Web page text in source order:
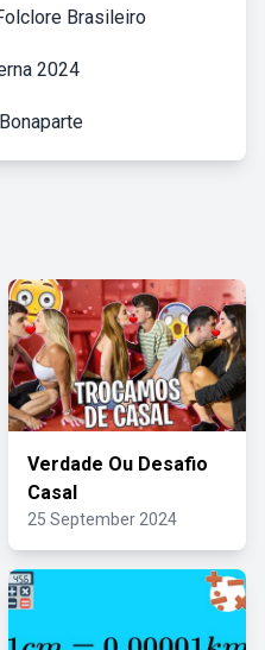
Brasileiro
2024
Verdade Ou Desafio
Casal
25 September 2024